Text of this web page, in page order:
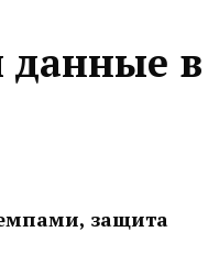
данные в
защита